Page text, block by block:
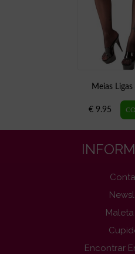
Meias Ligas
€ 9.95
Encontrar